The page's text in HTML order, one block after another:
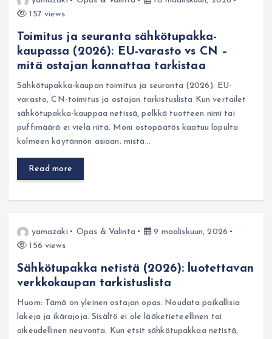
157 views
Toimitus ja seuranta sähkötupakka-
kaupassa (2026): EU-varasto vs CN –
mitä ostajan kannattaa tarkistaa
Sähkötupakka-kaupan toimitus ja seuranta (2026): EU-
varasto, CN-toimitus ja ostajan tarkistuslista Kun vertailet
sähkötupakka-kauppaa netissä, pelkkä tuotteen nimi tai
puffimäärä ei vielä riitä. Moni ostopäätös kaatuu lopulta
kolmeen käytännön asiaan: mistä…
Read more
yamazaki Opas & Valinta
9 maaliskuun, 2026
156 views
Sähkötupakka netistä (2026): luotettavan
verkkokaupan tarkistuslista
Huom: Tämä on yleinen ostajan opas. Noudata paikallisia
lakeja ja ikärajoja. Sisältö ei ole lääketieteellinen tai
oikeudellinen neuvonta. Kun etsit sähkötupakkaa netistä,